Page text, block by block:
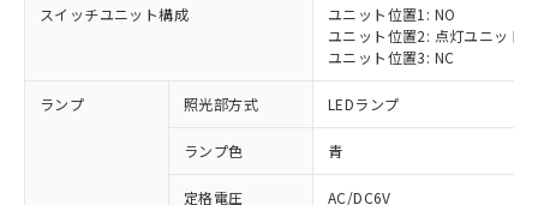
スイッチユニット構成
ユニット位置1: NO
ユニット位置2: 点灯ユニット
ユニット位置3: NC
ランプ 照光部方式 LEDランプ
ランプ色 青
定格電圧 AC/DC6V